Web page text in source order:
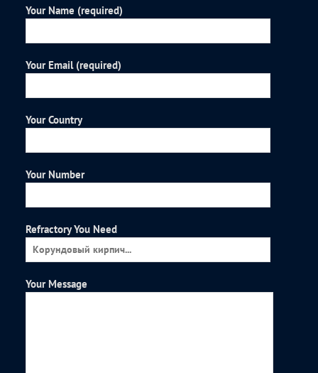
Your Name (required)
Your Email (required)
Your Country
Your Number
Refractory You Need
Your Message